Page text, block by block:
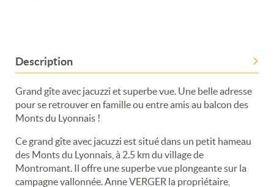
Description
Grand gîte avec jacuzzi et superbe vue. Une belle adresse
pour se retrouver en famille ou entre amis au balcon des
Monts du Lyonnais !
Ce grand gîte avec jacuzzi est situé dans un petit hameau
des Monts du Lyonnais, à 2.5 km du village de
Montromant. Il offre une superbe vue plongeante sur la
campagne vallonnée. Anne VERGER la propriétaire,